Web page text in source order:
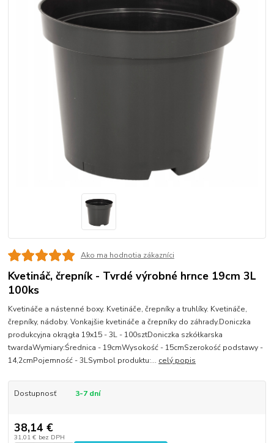
Ako ma hodnotia zákazníci
Kvetináč, črepník - Tvrdé výrobné hrnce 19cm 3L
100ks
Kvetináče a nástenné boxy. Kvetináče, črepníky a truhlíky. Kvetináče,
črepníky, nádoby. Vonkajšie kvetináče a črepníky do záhrady.Doniczka
produkcyjna okrągła 19x15 - 3L - 100sztDoniczka szkółkarska
twardaWymiary:Średnica - 19cmWysokość - 15cmSzerokość podstawy -
14,2cmPojemność - 3LSymbol produktu:... celý popis
Dostupnosť 3-7 dní
38,14 €
31,01 € bez DPH